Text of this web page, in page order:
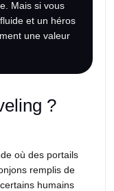
Mais si vous
et un héros
une valeur
?
où des portails
remplis de
humains